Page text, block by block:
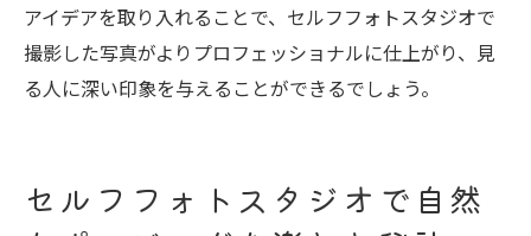
アイデアを取り入れることで、セルフフォトスタジオで
撮影した写真がよりプロフェッショナルに仕上がり、見
る人に深い印象を与えることができるでしょう。
セルフフォトスタジオで自然